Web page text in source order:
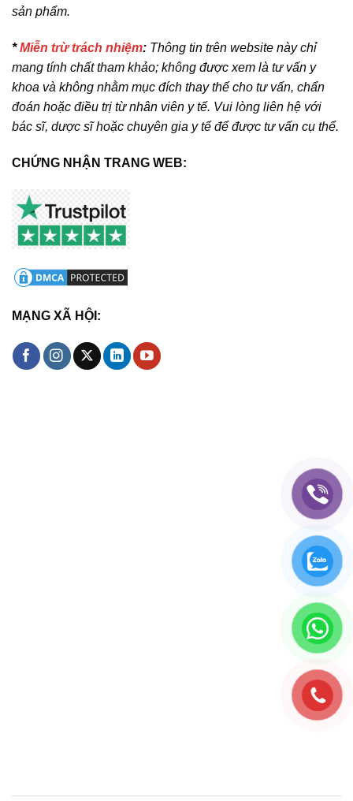
sản phẩm.
*Miễn trừ trách nhiệm: Thông tin trên website này chỉ
mang tính chất tham khảo; không được xem là tư vấn y
khoa và không nhằm mục đích thay thế cho tư vấn, chẩn
đoán hoặc điều trị từ nhân viên y tế. Vui lòng liên hệ với
bác sĩ, dược sĩ hoặc chuyên gia y tế để được tư vấn cụ thể.
CHỨNG NHẬN TRANG WEB:
MẠNG XÃ HỘI: